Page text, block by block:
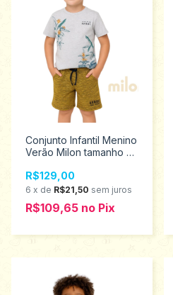
Conjunto Infantil Menino
Verão Milon tamanho 8
R$129,00
6 x de R$21,50 sem juros
R$109,65 no Pix